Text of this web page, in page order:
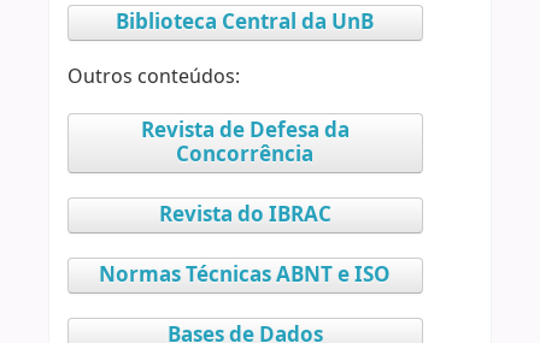
Biblioteca Central da UnB
Outros conteúdos:
Revista de Defesa da
Concorrência
Revista do IBRAC
Normas Técnicas ABNT e ISO
Bases de Dados